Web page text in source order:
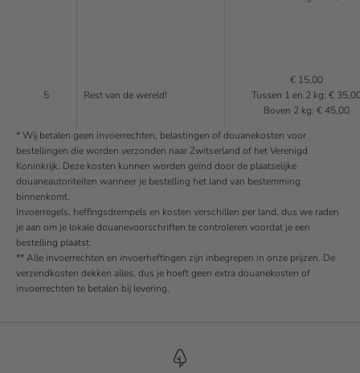
5 Rest van de wereld!
€ 15,00
Tussen 1 en 2 kg: €
Boven 2 kg: € 45,00
* Wij betalen geen invoerrechten, belastingen of douanekosten voor
bestellingen die worden verzonden naar Zwitserland of het Verenigd
Koninkrijk. Deze kosten kunnen worden geïnd door de plaatselijke
douaneautoriteiten wanneer je bestelling het land van bestemming
binnenkomt.
Invoerregels, heffingsdrempels en kosten verschillen per land, dus we raden
je aan om je lokale douanevoorschriften te controleren voordat je een
bestelling plaatst.
** Alle invoerrechten en invoerheffingen zijn inbegrepen in onze prijzen. De
verzendkosten dekken alles, dus je hoeft geen extra douanekosten of
invoerrechten te betalen bij levering.